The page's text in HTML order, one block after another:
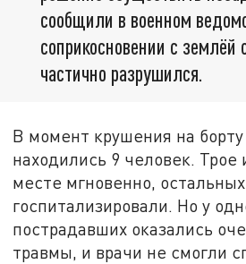
сообщили в военном
соприкосновении с землёй
частично разрушился.
В момент крушения на борту
находились 9 человек. Трое
месте мгновенно, остальных
госпитализировали. Но у
пострадавших оказались
травмы, и врачи не смогли